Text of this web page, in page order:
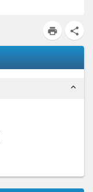
print share
expand_less